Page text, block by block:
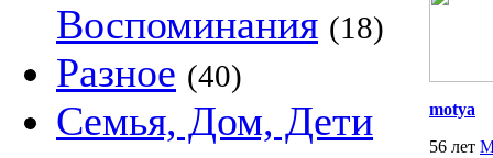
Воспоминания (18)
Разное (40)
Семья, Дом, Дети
motya
56 лет